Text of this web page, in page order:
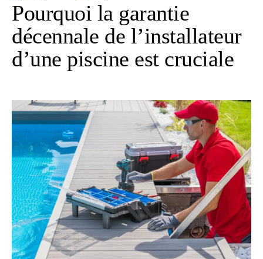
Pourquoi la garantie
décennale de l’installateur
d’une piscine est cruciale